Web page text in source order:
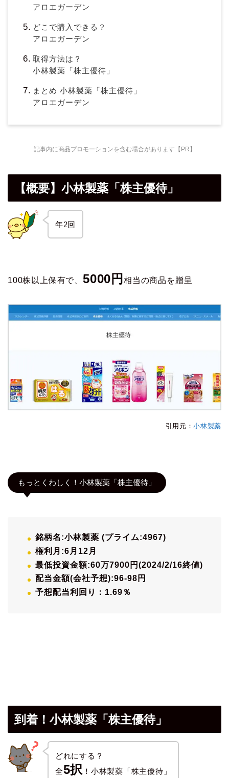
アロエガーデン
どこで購入できる？
アロエガーデン
取得方法は？
小林製薬「株主優待」
まとめ 小林製薬「株主優待」
アロエガーデン
記事内に商品プロモーションを含む場合があります【PR】
【概要】小林製薬「株主優待」
年2回
100株以上保有で、 5000円 相当の商品を贈呈
引用元：小林製薬
もっとくわしく！小林製薬「株主優待」
銘柄名:小林製薬 (プライム:4967)
権利月:6月12月
最低投資金額:60万7900円(2024/2/16終値)
配当金額(会社予想):96-98円
予想配当利回り：1.69％
到着！小林製薬「株主優待」
どれにする？
全5択 ！小林製薬「株主優待」